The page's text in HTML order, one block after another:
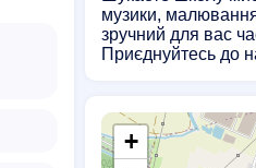
музики,
зручний для вас
Приєднуйтесь до
+